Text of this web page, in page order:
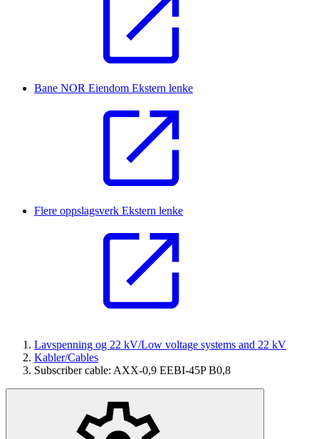
Bane NOR Eiendom Ekstern lenke
Flere oppslagsverk Ekstern lenke
Lavspenning og 22 kV/Low voltage systems and 22 kV
Kabler/Cables
Subscriber cable: AXX-0,9 EEBI-45P B0,8